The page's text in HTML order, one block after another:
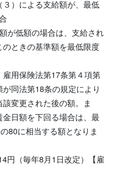
３）による支給額が、最低
低額の場合は、支給され
ときの基準額を最低限度
保険法第17条第４項第
同法第18条の規定により
変更された後の額。ま
日額を下回る場合は、最
80に相当する額となりま
毎年8月1日改定）【雇